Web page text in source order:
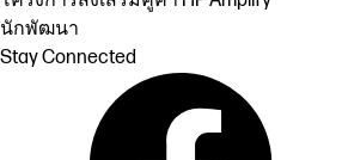
นักพัฒนา
Stay Connected